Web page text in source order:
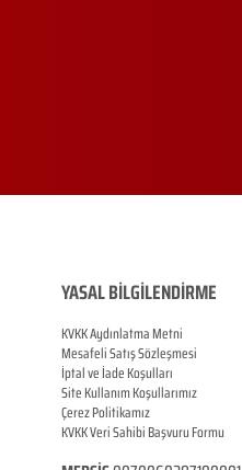
YASAL BİLGİLENDİRME
KVKK Aydınlatma Metni
Mesafeli Satış Sözleşmesi
İptal ve İade Koşulları
Site Kullanım Koşullarımız
Çerez Politikamız
KVKK Veri Sahibi Başvuru Formu